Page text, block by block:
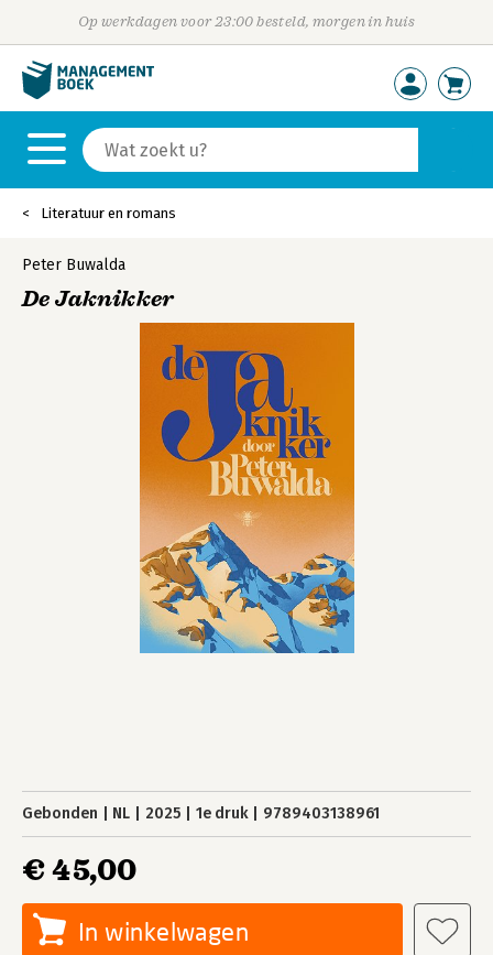
Op werkdagen voor 23:00 besteld, morgen in huis
Literatuur en romans
Peter Buwalda
De Jaknikker
Gebonden NL 2025 1e druk 9789403138961
€ 45,00
In winkelwagen